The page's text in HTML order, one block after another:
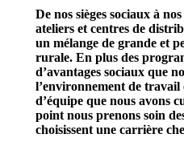
De nos sièges sociaux à
ateliers et centres de
un mélange de grande et
rurale. En plus des
d’avantages sociaux que
l’environnement de travail
d’équipe que nous avons
point nous prenons soin
choisissent une carrière